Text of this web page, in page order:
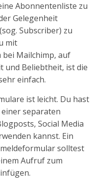
Abonnentenliste zu
Gelegenheit
Subscriber) zu
mit
Mailchimp, auf
und Beliebtheit, ist die
einfach.
ist leicht. Du hast
separaten
Social Media
kannst. Ein
solltest
Aufruf zum